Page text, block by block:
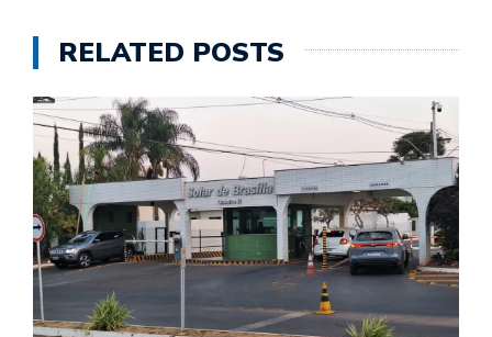
RELATED POSTS